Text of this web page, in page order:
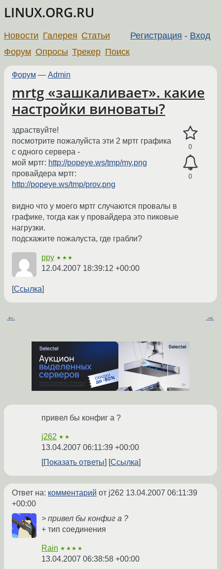
LINUX.ORG.RU
Регистрация - Вход
Новости Галерея Статьи
Форум Опросы Трекер Поиск
Форум — Admin
mrtg «зашкаливает». какие
настройки виноваты?
0
0
здраствуйте!
посмотрите пожалуйста эти 2 мртг графика
с одного сервера -
мой мртг: http://popeye.ws/tmp/my.png
провайдера мртг:
http://popeye.ws/tmp/prov.png
видно что у моего мртг случаются провалы в
графике, тогда как у провайдера это пиковые
нагрузки.
подскажите пожалуста, где грабли?
ppy ★★★
12.04.2007 18:39:12 +00:00
Ссылка
← →
привел бы конфиг а ?
j262 ★★
13.04.2007 06:11:39 +00:00
Показать ответы
Ссылка
Ответ на: комментарий от j262 13.04.2007 06:11:39
+00:00
> привел бы конфиг а ?
+ тип соединения
Rain ★★★★
13.04.2007 06:38:58 +00:00